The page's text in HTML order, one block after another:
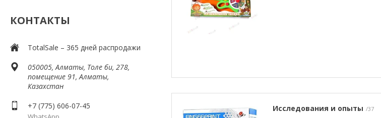
КОНТАКТЫ
TotalSale – 365 дней распродажи
050005, Алматы, Толе би, 278,
помещение 91, Алматы,
Казахстан
+7 (775) 606-07-45 Исследования и опыты 37